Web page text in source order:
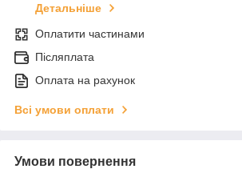
Детальніше
Оплатити частинами
Післяплата
Оплата на рахунок
Всі умови оплати
Умови повернення